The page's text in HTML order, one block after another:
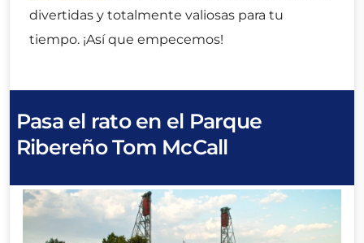
divertidas y totalmente valiosas para tu
tiempo. ¡Así que empecemos!
Pasa el rato en el Parque
Ribereño Tom McCall